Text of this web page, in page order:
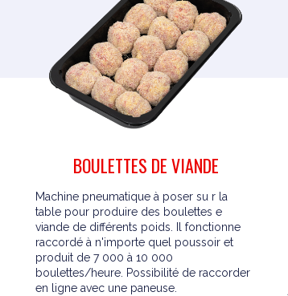
BOULETTES DE VIANDE
Machine pneumatique à poser su r la
table pour produire des boulettes e
viande de différents poids. Il fonctionne
raccordé à n'importe quel poussoir et
produit de 7 000 à 10 000
boulettes/heure. Possibilité de raccorder
en ligne avec une paneuse.